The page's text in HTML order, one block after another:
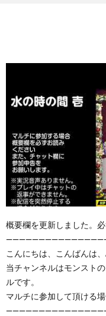
概要欄を更新しました。
こんにちは、こんばんは
当チャンネルはモンスト
ルです。
マルチに参加して頂ける